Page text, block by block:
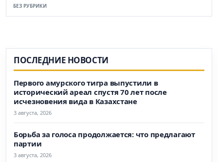
БЕЗ РУБРИКИ
ПОСЛЕДНИЕ НОВОСТИ
Первого амурского тигра выпустили в
исторический ареал спустя 70 лет после
исчезновения вида в Казахстане
3 августа, 2026
Борьба за голоса продолжается: что предлагают
партии
3 августа, 2026